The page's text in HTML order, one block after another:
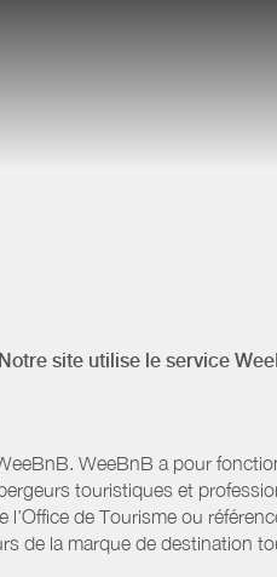
Notre site utilise le service
WeeBnB a pour
touristiques et
de Tourisme ou
la marque de destination